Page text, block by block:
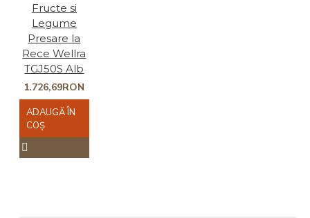
Fructe si
Legume
Presare la
Rece Wellra
TGJ50S Alb
1.726,69RON
ADAUGĂ ÎN
COŞ